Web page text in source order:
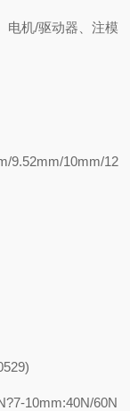
电机/驱动器、注模
9.52mm/10mm/12
10mm:40N/60N